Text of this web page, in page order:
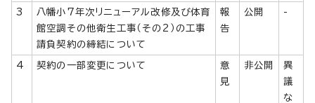
3
八幡小7年次リニューアル改修及び体育
館空調その他衛生工事（その2）の工事
請負契約の締結について
報
告
公開 -
4 契約の一部変更について
意
見
非公開
異
議
な